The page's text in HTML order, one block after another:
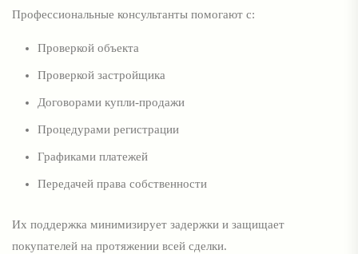
Профессиональные консультанты помогают с:
Проверкой объекта
Проверкой застройщика
Договорами купли-продажи
Процедурами регистрации
Графиками платежей
Передачей права собственности
Их поддержка минимизирует задержки и защищает
покупателей на протяжении всей сделки.